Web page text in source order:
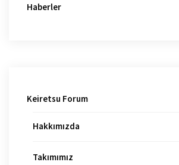
Haberler
Keiretsu Forum
Hakkımızda
Takımımız